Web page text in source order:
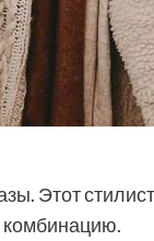
Этот
комбинацию.